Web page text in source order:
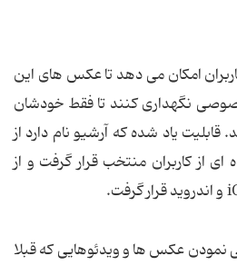
امکان می دهد تا عکس های این
نگهداری کنند تا فقط خودشان
قابلیت یاد شده که آرشیو نام دارد از
از کاربران منتخب قرار گرفت و از
عکس ها و ویدئوهایی که قبلا